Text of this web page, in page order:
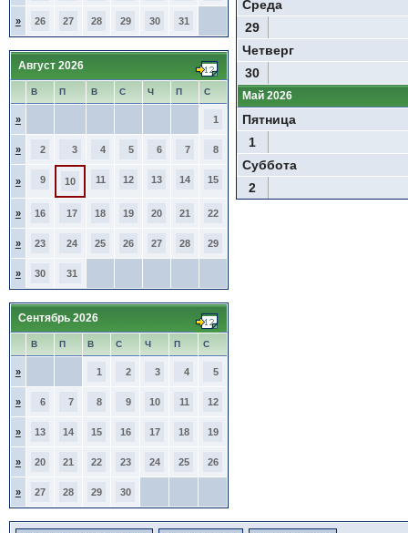
» 26 27 28 29 30 31
Август 2026
В П В С Ч П С
» 1
» 2 3 4 5 6 7 8
» 9 10 11 12 13 14 15
» 16 17 18 19 20 21 22
» 23 24 25 26 27 28 29
» 30 31
Сентябрь 2026
В П В С Ч П С
» 1 2 3 4 5
» 6 7 8 9 10 11 12
» 13 14 15 16 17 18 19
» 20 21 22 23 24 25 26
» 27 28 29 30
Среда
29
Четверг
30
Май 2026
Пятница
1
Суббота
2